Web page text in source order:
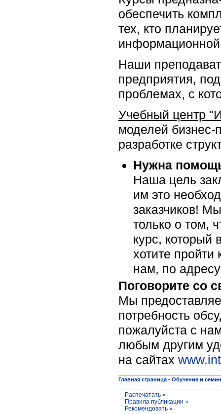
обеспечить
тех, кто
информационной
Наши
предприятия,
проблемах, с
Учебный центр
моделей
разработке
Нужна
Наша цель
им это
заказчиков!
только о том,
курс, который
хотите
нам, по
Поговорите со
Мы
потребность
пожалуйста c
любым другим
на сайтах
Главная страница - Обучение и
Распечатать »
Правила публикации »
Рекомендовать »